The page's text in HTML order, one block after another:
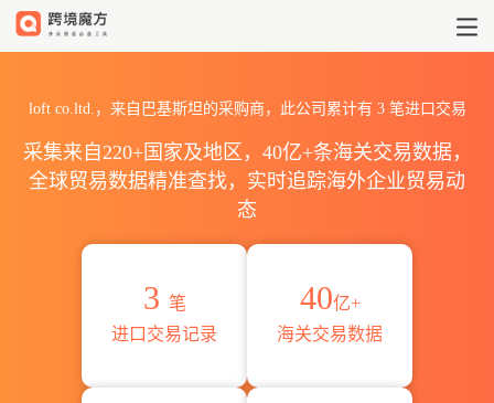
loft co.ltd.，来自巴基斯坦的采购商，此公司累计有 3笔进口交易
采集来自220+国家及地区，40亿+条海关交易数据，
全球贸易数据精准查找，实时追踪海外企业贸易动
态
3 笔
进口交易记录
40亿+
海关交易数据